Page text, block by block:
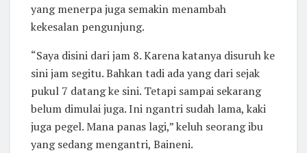
yang menerpa juga semakin menambah
kekesalan pengunjung.
“Saya disini dari jam 8. Karena katanya disuruh ke
sini jam segitu. Bahkan tadi ada yang dari sejak
pukul 7 datang ke sini. Tetapi sampai sekarang
belum dimulai juga. Ini ngantri sudah lama, kaki
juga pegel. Mana panas lagi,” keluh seorang ibu
yang sedang mengantri, Baineni.